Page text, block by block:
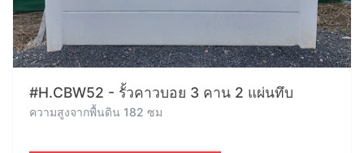
#H.CBW52 - รั้วคาวบอย 3 คาน 2 แผ่นทึบ
ความสูงจากพื้นดิน 182 ซม